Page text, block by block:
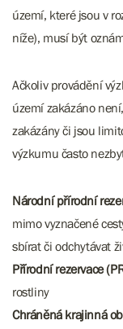
území, které jsou v
níže), musí být
Ačkoliv provádění
území zakázáno
zakázány či jsou
výzkumu často
Národní přírodní
mimo vyznačené
sbírat či odchytávat
Přírodní rezervace
rostliny
Chráněná krajinná